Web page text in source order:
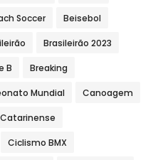
Soccer Beisebol
Brasileirão 2023
B Breaking
Mundial Canoagem
Catarinense
Ciclismo BMX